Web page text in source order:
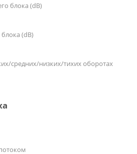
блока (dB)
(dB)
средних/низких/тихих оборотах